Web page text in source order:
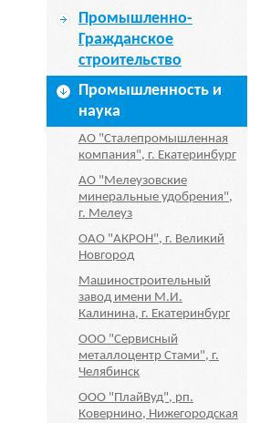
Промышленно-
Гражданское
строительство
Промышленность и
наука
АО "Сталепромышленная
компания", г. Екатеринбург
АО "Мелеузовские
минеральные удобрения",
г. Мелеуз
ОАО "АКРОН", г. Великий
Новгород
Машиностроительный
завод имени М.И.
Калинина, г. Екатеринбург
ООО "Сервисный
металлоцентр Стами", г.
Челябинск
ООО "ПлайВуд", рп.
Ковернино, Нижегородская